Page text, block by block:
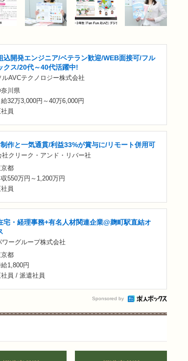
込開発エンジニア/ベテラン歓迎/WEB面接可/フル
クス/20代～40代活躍中!
ルAVCテクノロジー株式会社
川県
給32万3,000円～40万6,000円
員
作と一気通貫/利益33%が賞与に/リモート併用可
社クリーク・アンド・リバー社
都
550万円～1,200万円
員
宅・経理事務+有名人材関連企業@麹町駅直結オ
ワーグループ株式会社
都
1,800円
員 / 派遣社員
Sponsored by